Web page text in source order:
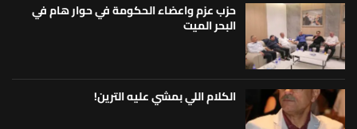
حزب عزم واعضاء الحكومة في حوار هام في
البحر الميت
الكلام اللي بمشي عليه الترين!